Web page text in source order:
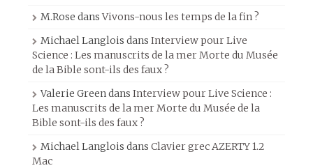
M.Rose dansVivons-nous les temps de la fin ?
Michael Langlois dans Interview pour Live
Science : Les manuscrits de la mer Morte du Musée
de la Bible sont-ils des faux ?
Valerie Greendans Interview pour Live Science :
Les manuscrits de la mer Morte du Musée de la
Bible sont-ils des faux ?
Michael Langlois dans Clavier grec AZERTY 1.2
Mac